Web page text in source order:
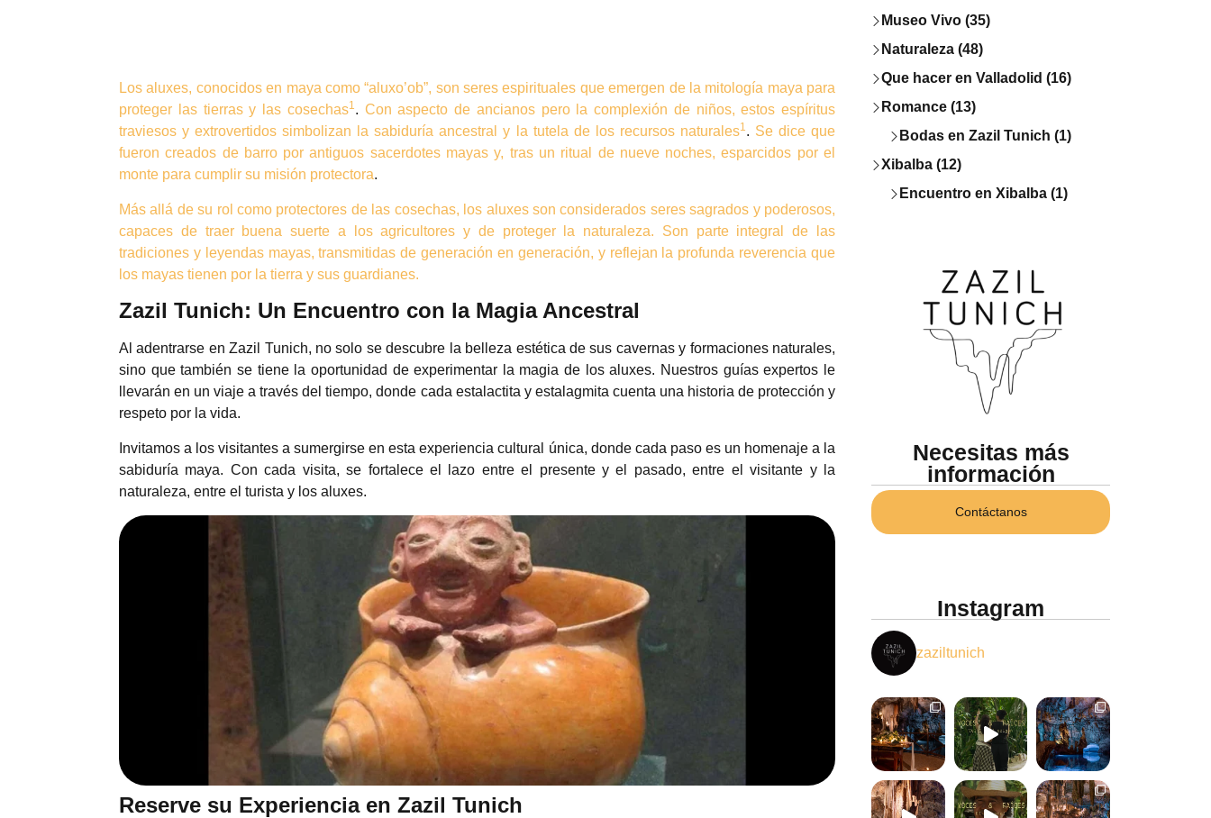
Los aluxes, conocidos en maya como “aluxo’ob”, son seres espirituales que emergen de la mitología maya para
proteger las tierras y las cosechas1. Con aspecto de ancianos pero la complexión de niños, estos espíritus
traviesos y extrovertidos simbolizan la sabiduría ancestral y la tutela de los recursos naturales1. Se dice que
fueron creados de barro por antiguos sacerdotes mayas y, tras un ritual de nueve noches, esparcidos por el
monte para cumplir su misión protectora.
Más allá de su rol como protectores de las cosechas, los aluxes son considerados seres sagrados y poderosos,
capaces de traer buena suerte a los agricultores y de proteger la naturaleza.
Son parte integral de las
tradiciones y leyendas mayas, transmitidas de generación en generación, y reflejan la profunda reverencia que
los mayas tienen por la tierra y sus guardianes.
Zazil Tunich: Un Encuentro con la Magia Ancestral
Al adentrarse en Zazil Tunich, no solo se descubre la belleza estética de sus cavernas y formaciones naturales,
sino que también se tiene la oportunidad de experimentar la magia de los aluxes. Nuestros guías expertos le
llevarán en un viaje a través del tiempo, donde cada estalactita y estalagmita cuenta una historia de protección y
respeto por la vida.
Invitamos a los visitantes a sumergirse en esta experiencia cultural única, donde cada paso es un homenaje a la
sabiduría maya. Con cada visita, se fortalece el lazo entre el presente y el pasado, entre el visitante y la
naturaleza, entre el turista y los aluxes.
Reserve su Experiencia en Zazil Tunich
Museo Vivo (35)
Naturaleza (48)
Que hacer en Valladolid (16)
Romance (13)
Bodas en Zazil Tunich (1)
Xibalba (12)
Encuentro en Xibalba (1)
Necesitas más
información
Contáctanos
Instagram
zaziltunich